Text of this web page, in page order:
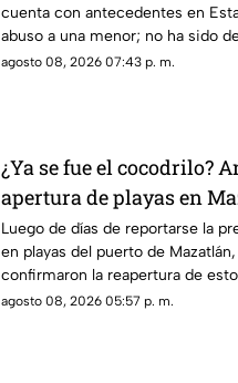
cuenta con antecedentes en
abuso a una menor; no ha sido
agosto 08, 2026 07:43 p. m.
¿Ya se fue el cocodrilo?
apertura de playas en
cuatro días cerradas
Luego de días de reportarse la
en playas del puerto de
confirmaron la reapertura de
agosto 08, 2026 05:57 p. m.